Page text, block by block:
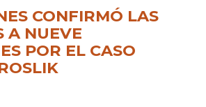
CONFIRMÓ LAS
A NUEVE
POR EL CASO